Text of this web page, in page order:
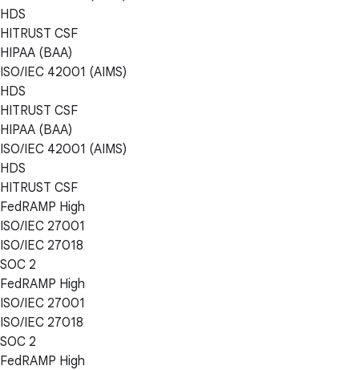
HDS
HITRUST CSF
HIPAA (BAA)
ISO/IEC 42001 (AIMS)
HDS
HITRUST CSF
HIPAA (BAA)
ISO/IEC 42001 (AIMS)
HDS
HITRUST CSF
FedRAMP High
ISO/IEC 27001
ISO/IEC 27018
SOC 2
FedRAMP High
ISO/IEC 27001
ISO/IEC 27018
SOC 2
FedRAMP High